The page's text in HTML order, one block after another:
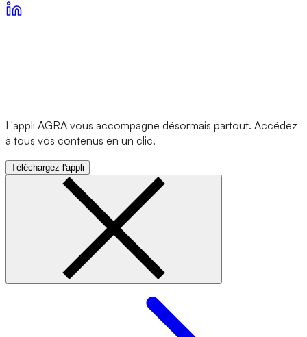
L'appli AGRA vous accompagne désormais partout. Accédez
à tous vos contenus en un clic.
Téléchargez l'appli